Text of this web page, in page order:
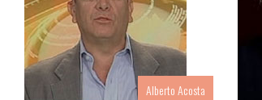
Alberto Acosta